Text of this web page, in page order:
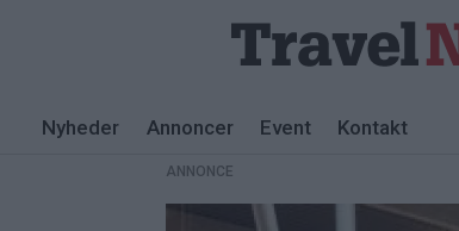
Nyheder Annoncer Event Kontakt
ANNONCE